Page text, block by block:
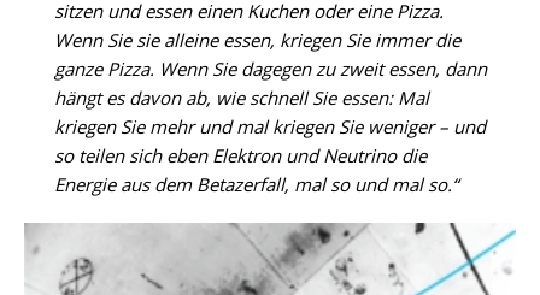
sitzen und essen einen Kuchen oder eine Pizza.
Wenn Sie sie alleine essen, kriegen Sie immer die
ganze Pizza. Wenn Sie dagegen zu zweit essen, dann
hängt es davon ab, wie schnell Sie essen: Mal
kriegen Sie mehr und mal kriegen Sie weniger – und
so teilen sich eben Elektron und Neutrino die
Energie aus dem Betazerfall, mal so und mal so.“